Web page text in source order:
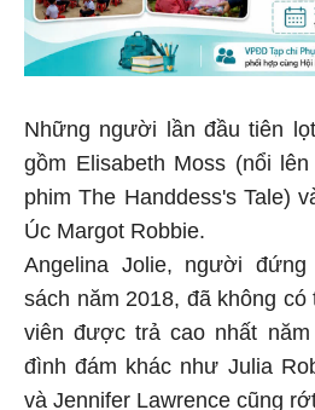
Những người lần đầu tiên
gồm Elisabeth Moss (nổi
phim The Handdess's Tale)
Úc Margot Robbie.
Angelina Jolie, người
sách năm 2018, đã không
viên được trả cao nhất
đình đám khác như Julia
và Jennifer Lawrence cũng